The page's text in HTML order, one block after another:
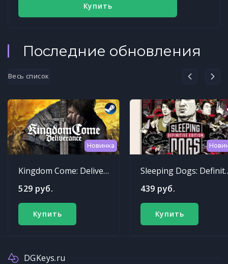
Купить
Последние обновления
Весь список
Новинка
Kingdom Come: Deliverance
529 руб.
Купить
Sleeping
439 руб.
Купить
DGKeys.ru